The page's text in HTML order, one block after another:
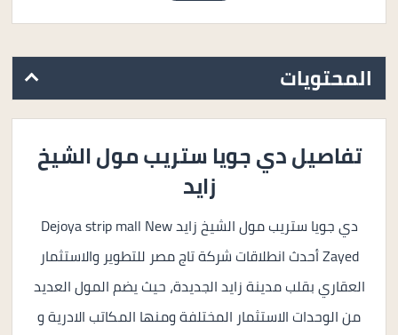
المحتويات
تفاصيل دي جويا ستريب مول الشيخ
زايد
دي جويا ستريب مول الشيخ زايد Dejoya strip mall New
Zayed أحدث انطلاقات شركة تاج مصر للتطوير والاستثمار
العقاري بقلب مدينة زايد الجديدة، حيث يضم المول العديد
من الوحدات الاستثمار المختلفة ومنها المكاتب الادرية و